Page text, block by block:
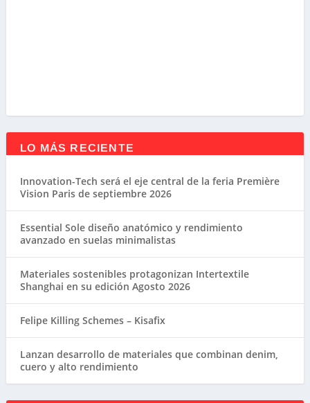
LO MÁS RECIENTE
Innovation-Tech será el eje central de la feria Première
Vision Paris de septiembre 2026
Essential Sole diseño anatómico y rendimiento
avanzado en suelas minimalistas
Materiales sostenibles protagonizan Intertextile
Shanghai en su edición Agosto 2026
Felipe Killing Schemes – Kisafix
Lanzan desarrollo de materiales que combinan denim,
cuero y alto rendimiento